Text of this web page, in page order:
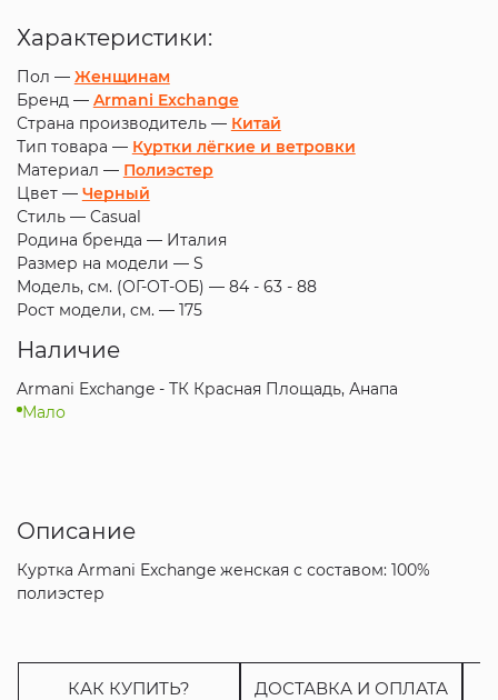
Характеристики:
Пол — Женщинам
Бренд — Armani Exchange
Страна производитель — Китай
Тип товара — Куртки лёгкие и ветровки
Материал — Полиэстер
Цвет — Черный
Стиль — Casual
Родина бренда — Италия
Размер на модели — S
Модель, см. (ОГ-ОТ-ОБ) — 84 - 63 - 88
Рост модели, см. — 175
Наличие
Armani Exchange - ТК Красная Площадь, Анапа
Мало
Описание
Куртка Armani Exchange женская с составом: 100%
полиэстер
КАК КУПИТЬ? ДОСТАВКА И ОПЛАТА